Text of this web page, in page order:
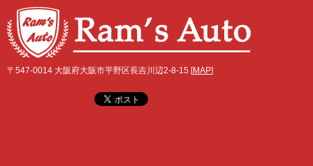
〒547-0014 大阪府大阪市平野区長吉川辺2-8-15 [MAP]